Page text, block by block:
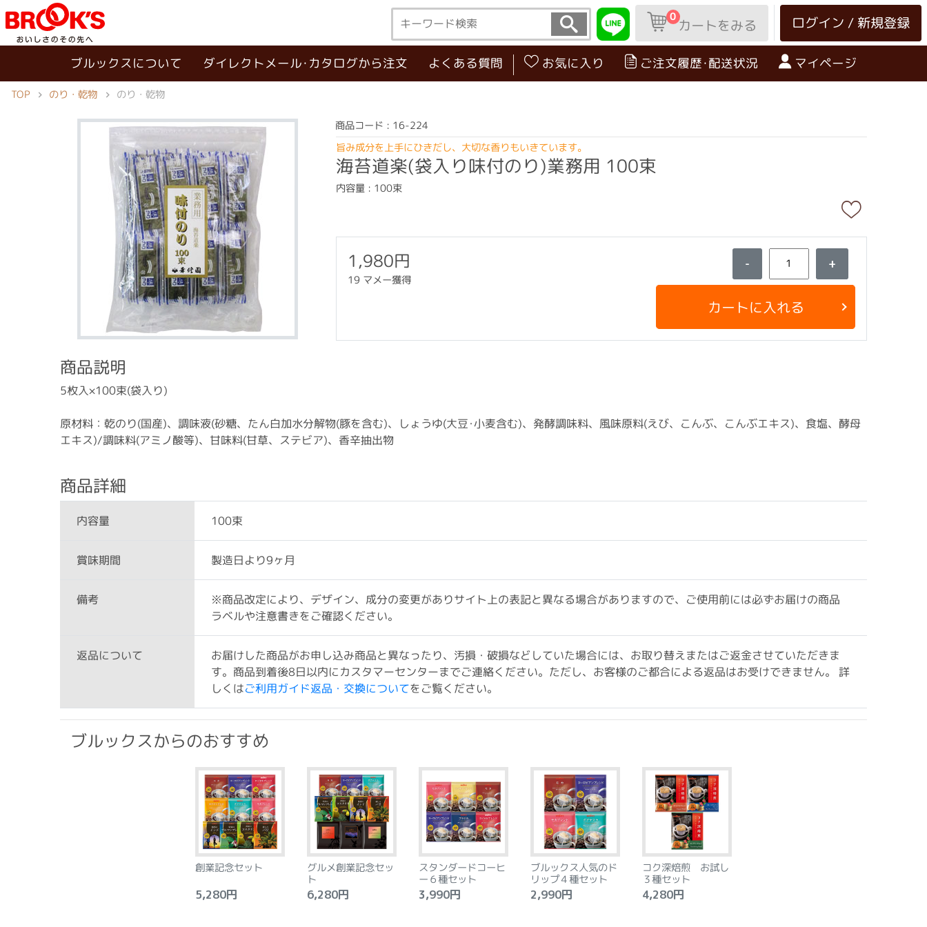
ログイン / 新規登録
0カートをみる
ブルックスについて ダイレクトメール･カタログから注文 よくある質問 お気に入り ご注文履歴･配送状況 マイページ
TOP のり・乾物 のり・乾物
商品コード : 16-224
旨み成分を上手にひきだし、大切な香りもいきています。
海苔道楽(袋入り味付のり)業務用 100束
内容量 : 100束
1,980円
19 マメー獲得
- +
カートに入れる
商品説明
5枚入×100束(袋入り)
原材料：乾のり(国産)、調味液(砂糖、たん白加水分解物(豚を含む)、しょうゆ(大豆･小麦含む)、発酵調味料、風味原料(えび、こんぶ、こんぶエキス)、食塩、酵母
エキス)/調味料(アミノ酸等)、甘味料(甘草、ステビア)、香辛抽出物
商品詳細
内容量 100束
賞味期間 製造日より9ヶ月
備考 ※商品改定により、デザイン、成分の変更がありサイト上の表記と異なる場合がありますので、ご使用前には必ずお届けの商品
ラベルや注意書きをご確認ください。
返品について お届けした商品がお申し込み商品と異なったり、汚損・破損などしていた場合には、お取り替えまたはご返金させていただきま
す。商品到着後8日以内にカスタマーセンターまでご連絡ください。ただし、お客様のご都合による返品はお受けできません。 詳
しくはご利用ガイド返品・交換についてをご覧ください。
ブルックスからのおすすめ
創業記念セット
5,280円
グルメ創業記念セッ
ト
6,280円
スタンダードコーヒ
ー６種セット
3,990円
ブルックス人気のド
リップ４種セット
2,990円
コク深焙煎 お試し
３種セット
4,280円